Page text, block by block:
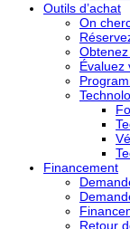
Outils d’achat
On
Évaluez
Financement
Retour